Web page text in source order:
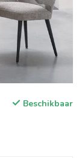
Beschikbaar